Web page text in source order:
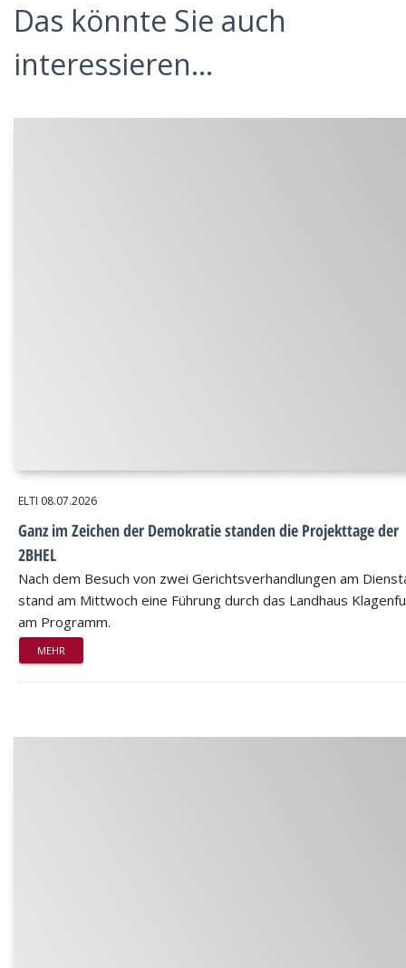
Das könnte Sie auch
interessieren...
ELTI 08.07.2026
Ganz im Zeichen der Demokratie standen die Projekttage der
2BHEL
Nach dem Besuch von zwei Gerichtsverhandlungen am
stand am Mittwoch eine Führung durch das Landhaus
am Programm.
MEHR